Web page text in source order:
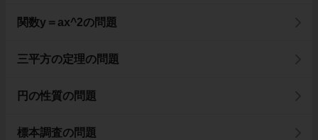
関数y＝ax^2の問題
三平方の定理の問題
円の性質の問題
標本調査の問題